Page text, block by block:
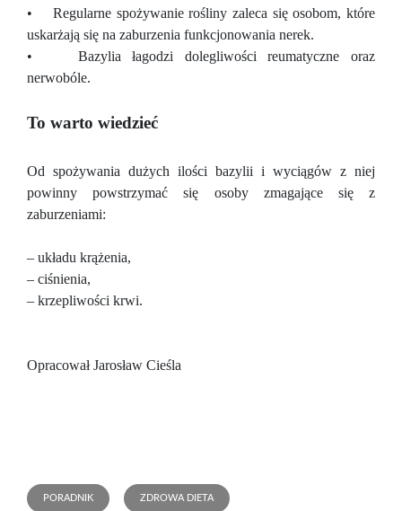
• Regularne spożywanie rośliny zaleca się osobom, które
uskarżają się na zaburzenia funkcjonowania nerek.
• Bazylia łagodzi dolegliwości reumatyczne oraz
nerwobóle.
To warto wiedzieć
Od spożywania dużych ilości bazylii i wyciągów z niej
powinny powstrzymać się osoby zmagające się z
zaburzeniami:
– układu krążenia,
– ciśnienia,
– krzepliwości krwi.
Opracował Jarosław Cieśla
PORADNIK ZDROWA DIETA